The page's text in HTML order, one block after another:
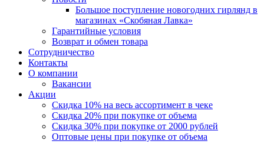
Большое поступление новогодних гирлянд в
магазинах «Скобяная Лавка»
Гарантийные условия
Возврат и обмен товара
Сотрудничество
Контакты
О компании
Вакансии
Акции
Скидка 10% на весь ассортимент в чеке
Скидка 20% при покупке от объема
Скидка 30% при покупке от 2000 рублей
Оптовые цены при покупке от объема